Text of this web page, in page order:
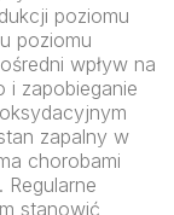
poziomu
poziomu
wpływ na
i zapobieganie
zapalny w
chorobami
Regularne
stanowić